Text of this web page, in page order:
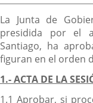
la
noticia
Descripción
La Junta de
presidida por el
Santiago, ha
figuran en el orden
1.- ACTA DE LA
1.1 Aprobar, si